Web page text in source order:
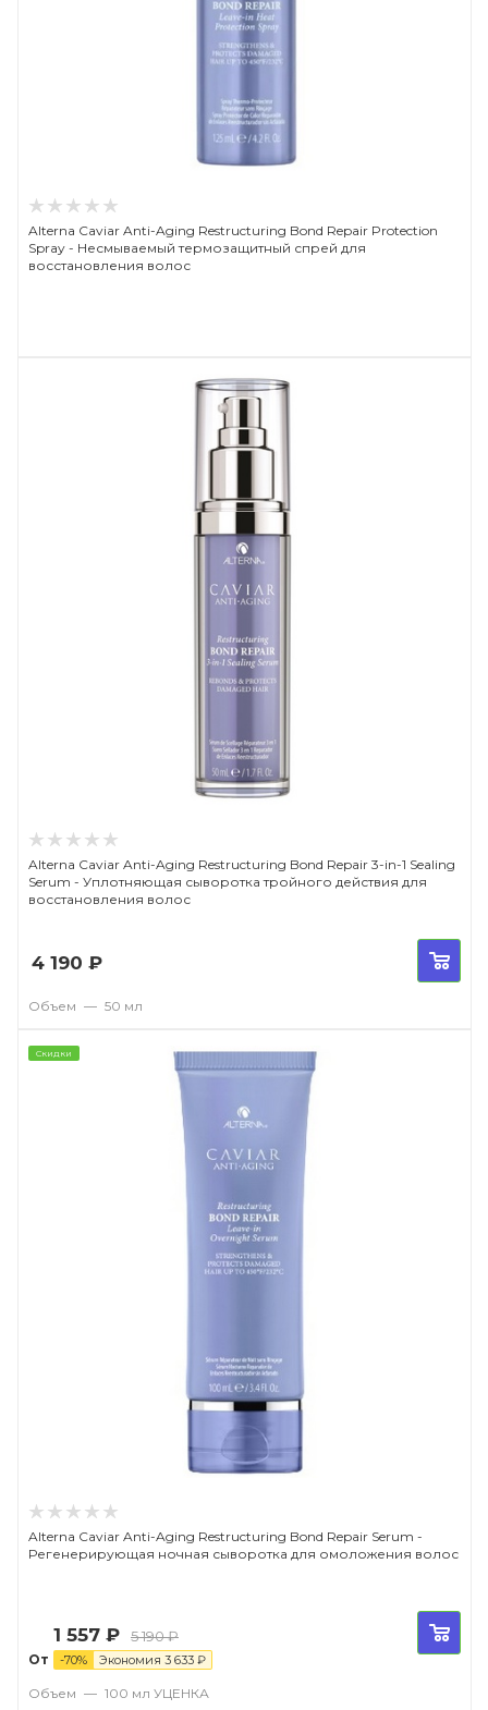
Alterna Caviar Anti-Aging Restructuring Bond Repair Protection
Spray - Несмываемый термозащитный спрей для
восстановления волос
Alterna Caviar Anti-Aging Restructuring Bond Repair 3-in-1 Sealing
Serum - Уплотняющая сыворотка тройного действия для
восстановления волос
4 190 ₽
Объем — 50 мл
Скидки
Alterna Caviar Anti-Aging Restructuring Bond Repair Serum -
Регенерирующая ночная сыворотка для омоложения волос
От
1 557 ₽ 5 190₽
-70% Экономия 3 633 ₽
Объем — 100 мл УЦЕНКА